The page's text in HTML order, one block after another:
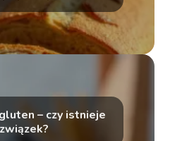
– czy istnieje
związek?